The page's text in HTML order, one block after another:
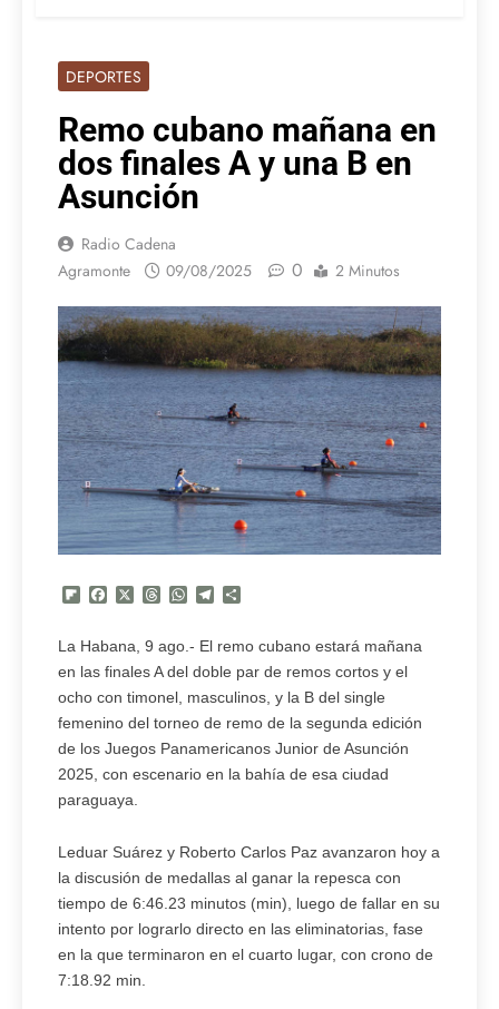
DEPORTES
Remo cubano mañana en
dos finales A y una B en
Asunción
Radio Cadena
Agramonte
09/08/2025 0 2 Minutos
Flipboard
Facebook
X Threads
WhatsApp
Telegram
La Habana, 9 ago.- El remo cubano estará mañana
en las finales A del doble par de remos cortos y el
ocho con timonel, masculinos, y la B del single
femenino del torneo de remo de la segunda edición
de los Juegos Panamericanos Junior de Asunción
2025, con escenario en la bahía de esa ciudad
paraguaya.
Leduar Suárez y Roberto Carlos Paz avanzaron hoy a
la discusión de medallas al ganar la repesca con
tiempo de 6:46.23 minutos (min), luego de fallar en su
intento por lograrlo directo en las eliminatorias, fase
en la que terminaron en el cuarto lugar, con crono de
7:18.92 min.